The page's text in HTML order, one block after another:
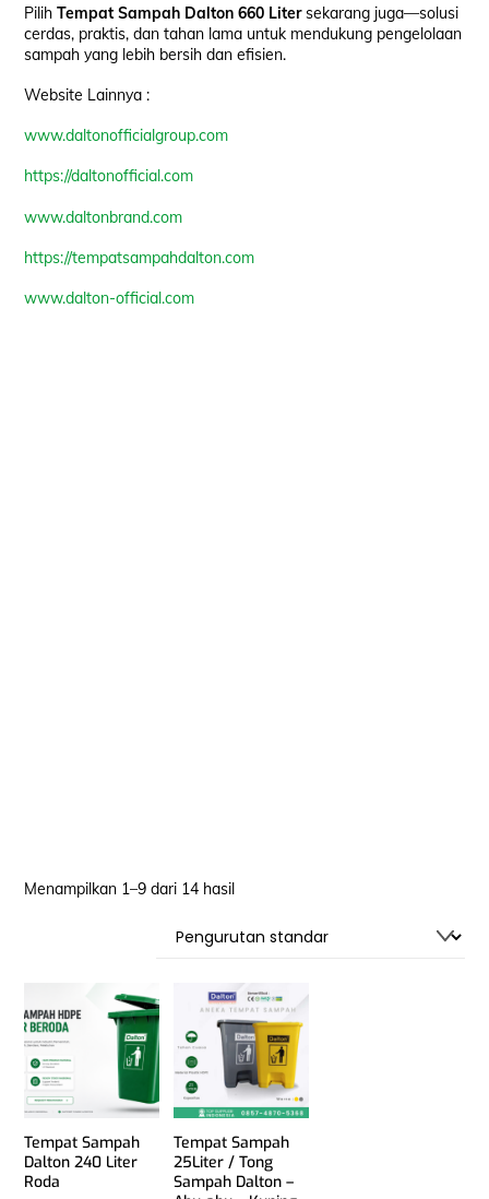
PilihTempat Sampah Dalton 660 Litersekarang juga—solusi
cerdas, praktis, dan tahan lama untuk mendukung pengelolaan
sampah yang lebih bersih dan efisien.
Website Lainnya :
www.daltonofficialgroup.com
https://daltonofficial.com
www.daltonbrand.com
https://tempatsampahdalton.com
www.dalton-official.com
Menampilkan 1–9 dari 14 hasil
Tempat Sampah
Dalton 240 Liter
Roda
Tempat Sampah
25Liter / Tong
Sampah Dalton –